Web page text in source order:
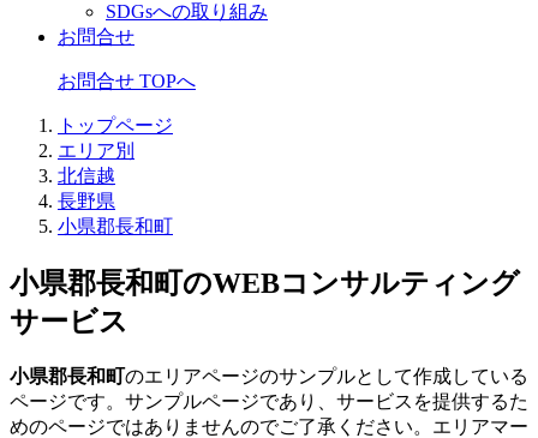
SDGsへの取り組み
お問合せ
お問合せ TOPへ
トップページ
エリア別
北信越
長野県
小県郡長和町
小県郡長和町のWEBコンサルティング
サービス
小県郡長和町のエリアページのサンプルとして作成している
ページです。サンプルページであり、サービスを提供するた
めのページではありませんのでご了承ください。エリアマー